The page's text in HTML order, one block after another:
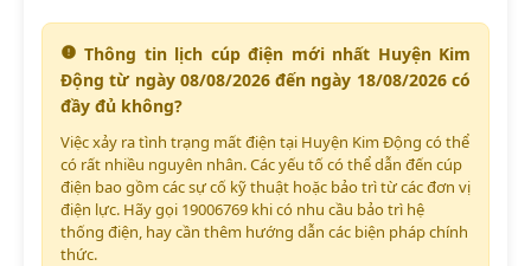
Thông tin lịch cúp điện mới nhất Huyện Kim
Động từ ngày 08/08/2026 đến ngày 18/08/2026 có
đầy đủ không?
Việc xảy ra tình trạng mất điện tại Huyện Kim Động có thể
có rất nhiều nguyên nhân. Các yếu tố có thể dẫn đến cúp
điện bao gồm các sự cố kỹ thuật hoặc bảo trì từ các đơn vị
điện lực. Hãy gọi 19006769 khi có nhu cầu bảo trì hệ
thống điện, hay cần thêm hướng dẫn các biện pháp chính
thức.